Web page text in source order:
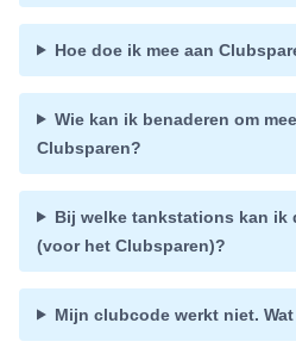
Hoe doe ik mee aan
Wie kan ik benaderen om
Clubsparen?
Bij welke tankstations kan ik
(voor het Clubsparen)?
Mijn clubcode werkt niet.